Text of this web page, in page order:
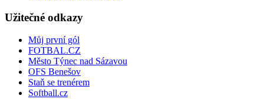
Užitečné odkazy
Můj první gól
FOTBAL.CZ
Město Týnec nad Sázavou
OFS Benešov
Staň se trenérem
Softball.cz